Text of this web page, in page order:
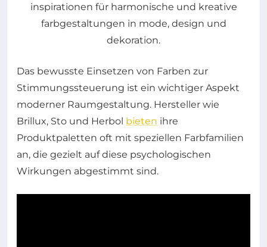
Das bewusste Einsetzen von Farben zur
Stimmungssteuerung ist ein wichtiger Aspekt
moderner Raumgestaltung. Hersteller wie
Brillux, Sto und Herbol bieten ihre
Produktpaletten oft mit speziellen Farbfamilien
an, die gezielt auf diese psychologischen
Wirkungen abgestimmt sind.